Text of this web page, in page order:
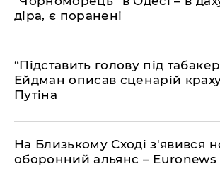
діра, є поранені
​“Підставить голову під
Ейдман описав сценарій
Путіна
На Близькому Сході з'явився
оборонний альянс – Euronews